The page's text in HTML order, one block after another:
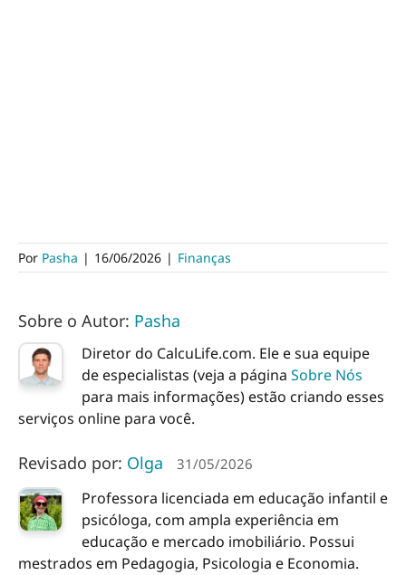
Por Pasha | 16/06/2026 | Finanças
Sobre o Autor: Pasha
Diretor do CalcuLife.com. Ele e sua equipe
de especialistas (veja a página Sobre Nós
para mais informações) estão criando esses
serviços online para você.
Revisado por: Olga 31/05/2026
Professora licenciada em educação infantil e
psicóloga, com ampla experiência em
educação e mercado imobiliário. Possui
mestrados em Pedagogia, Psicologia e Economia.